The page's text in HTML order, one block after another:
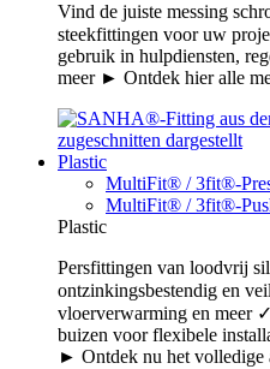
Vind de juiste messing
steekfittingen voor uw
gebruik in hulpdiensten,
meer ► Ontdek hier alle
Plastic
MultiFit® / 3fit®-
MultiFit® / 3fit®-
Plastic
Persfittingen van loodvrij
ontzinkingsbestendig en
vloerverwarming en meer
buizen voor flexibele
► Ontdek nu het volledige